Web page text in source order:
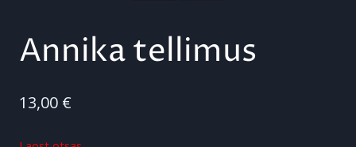
Annika tellimus
13,00 €